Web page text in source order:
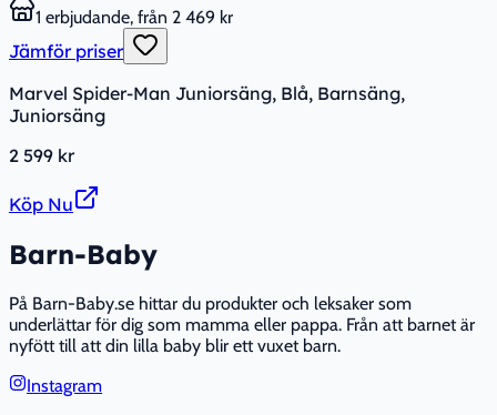
1 erbjudande, från 2 469 kr
Jämför priser
Marvel Spider-Man Juniorsäng, Blå, Barnsäng,
Juniorsäng
2 599 kr
Köp Nu
Barn-Baby
På Barn-Baby.se hittar du produkter och leksaker som
underlättar för dig som mamma eller pappa. Från att barnet är
nyfött till att din lilla baby blir ett vuxet barn.
Instagram